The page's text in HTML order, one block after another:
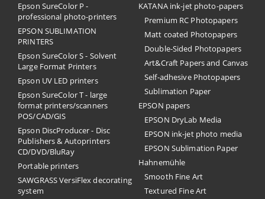
Epson SureColor P -
professional photo-printers
EPSON SUBLIMATION
PRINTERS
Epson SureColor S - Solvent
Large Format Printers
Epson UV LED printers
Epson SureColor T - large
format printers/scanners
POS/CAD/GIS
Epson DiscProducer - Disc
Publishers & Autoprinters
CD/DVD/BluRay
Portable printers
SAWGRASS VersiFlex decorating
system
KATANA ink-jet photo-papers
Premium RC Photopapers
Matt coated Photopapers
Double-Sided Photopapers
Art&Craft Papers and Canvas
Self-adhesive Photopapers
Sublimation Paper
EPSON papers
EPSON DryLab Media
EPSON ink-jet photo media
EPSON Sublimation Paper
Hahnemühle
Smooth Fine Art
Textured Fine Art